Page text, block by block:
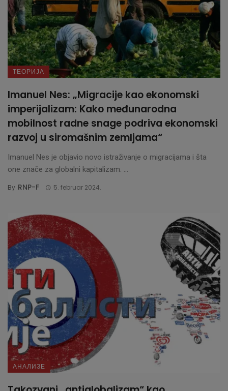
ТЕОРИЈА
Imanuel Nes: „Migracije kao ekonomski
imperijalizam: Kako međunarodna
mobilnost radne snage podriva ekonomski
razvoj u siromašnim zemljama“
Imanuel Nes je objavio novo istraživanje o migracijama i šta
one znače za globalni kapitalizam. ...
By RNP-F 5. februar 2024.
АНАЛИЗЕ